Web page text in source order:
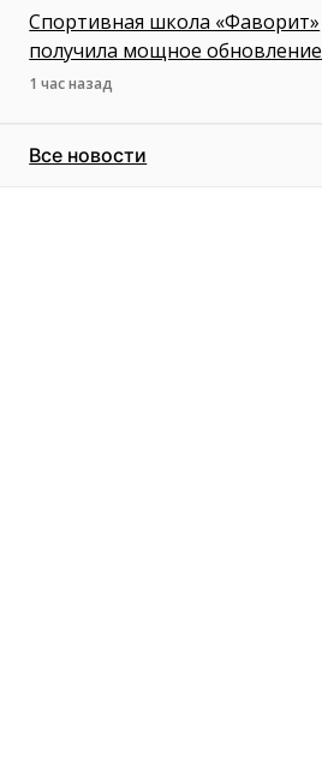
Спортивная школа «Фаворит»
получила мощное обновление
1 час назад
Все новости